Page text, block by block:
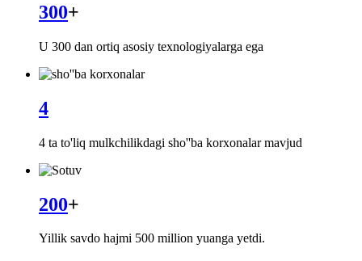
300+
U 300 dan ortiq asosiy texnologiyalarga ega
4
4 ta to'liq mulkchilikdagi sho''ba korxonalar mavjud
200+
Yillik savdo hajmi 500 million yuanga yetdi.